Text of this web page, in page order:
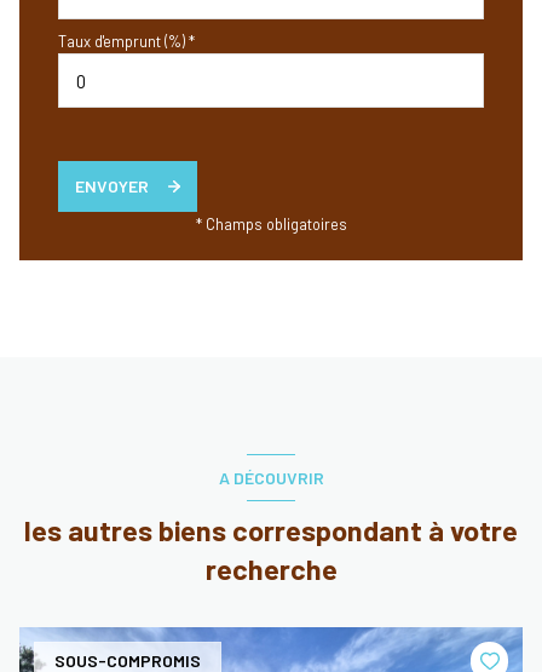
Taux d'emprunt (%) *
ENVOYER
* Champs obligatoires
A DÉCOUVRIR
les autres biens correspondant à votre
recherche
SOUS-COMPROMIS